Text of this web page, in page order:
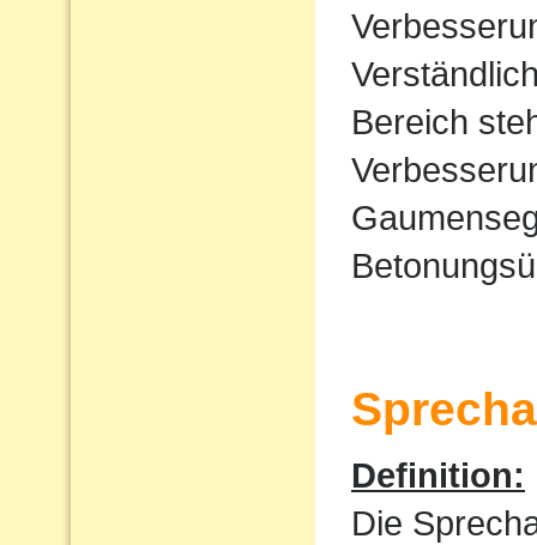
Bereich
Definition:
Die